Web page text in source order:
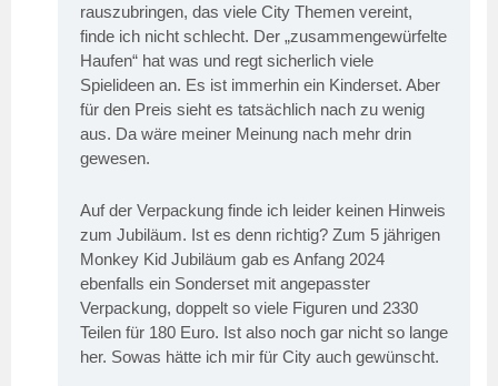
rauszubringen, das viele City Themen vereint,
finde ich nicht schlecht. Der „zusammengewürfelte
Haufen“ hat was und regt sicherlich viele
Spielideen an. Es ist immerhin ein Kinderset. Aber
für den Preis sieht es tatsächlich nach zu wenig
aus. Da wäre meiner Meinung nach mehr drin
gewesen.
Auf der Verpackung finde ich leider keinen Hinweis
zum Jubiläum. Ist es denn richtig? Zum 5 jährigen
Monkey Kid Jubiläum gab es Anfang 2024
ebenfalls ein Sonderset mit angepasster
Verpackung, doppelt so viele Figuren und 2330
Teilen für 180 Euro. Ist also noch gar nicht so lange
her. Sowas hätte ich mir für City auch gewünscht.